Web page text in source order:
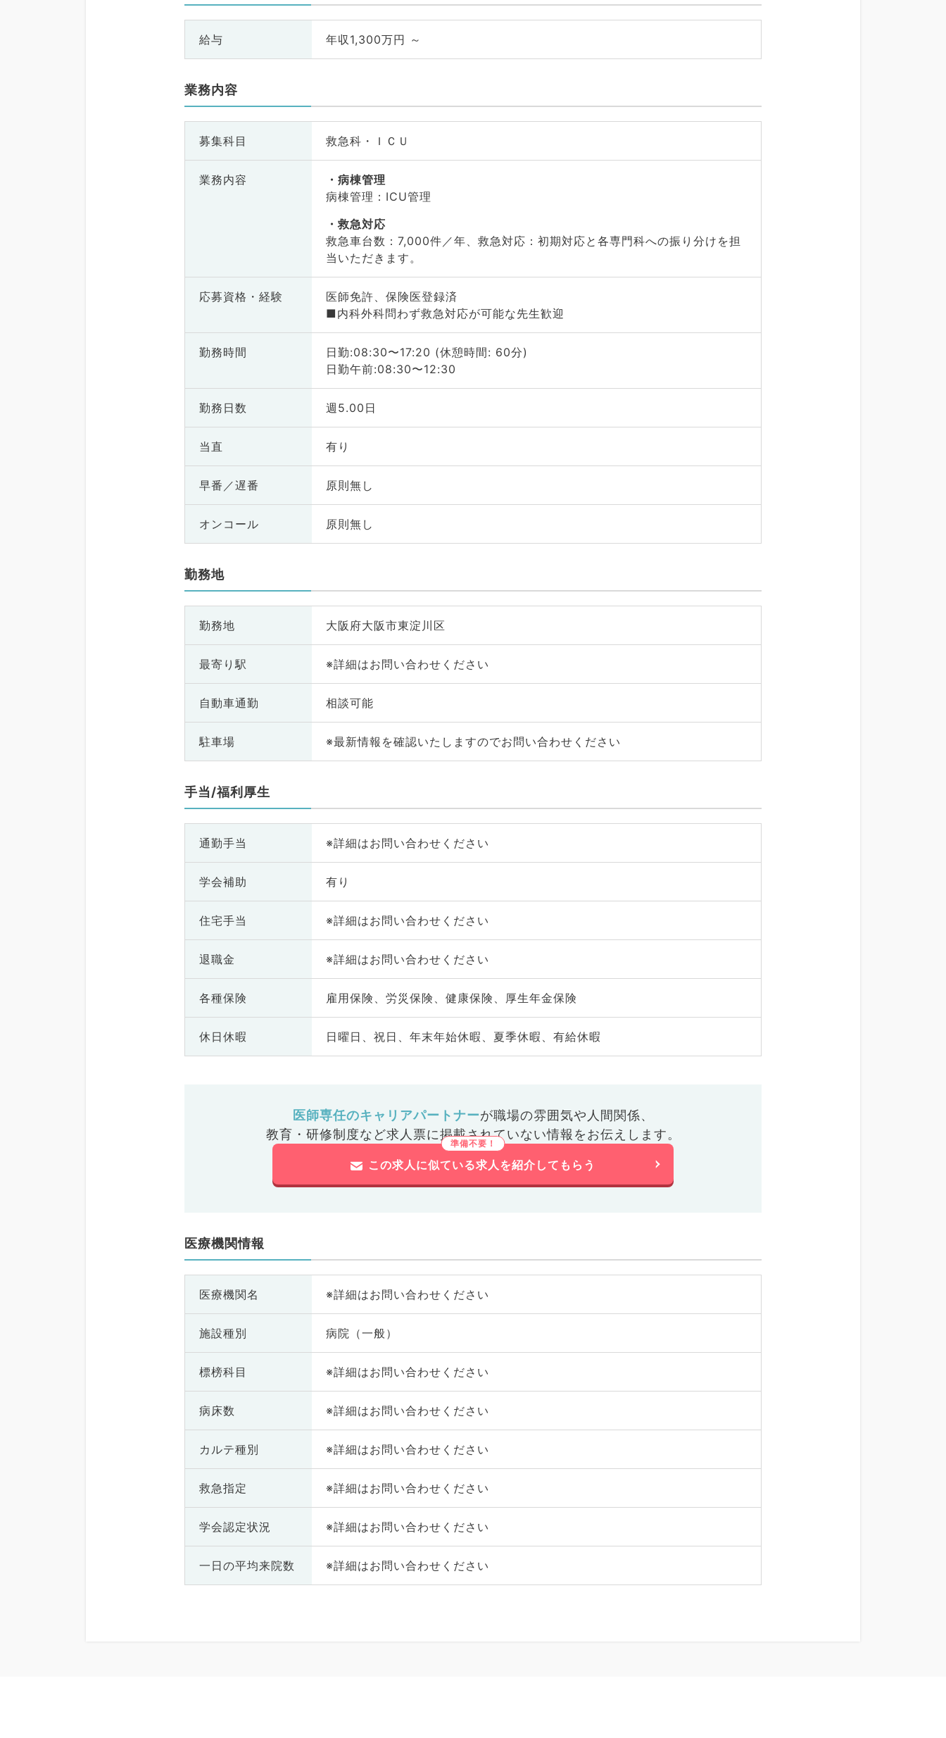
給与 年収1,300万円 ～
業務内容
募集科目 救急科・ＩＣＵ
業務内容
病棟管理
病棟管理：ICU管理
救急対応
救急車台数：7,000件／年、救急対応：初期対応と各専門科への振り分けを担
当いただきます。
応募資格・ 経験
医師免許、保険医登録済
■内科外科問わず救急対応が可能な先生歓迎
勤務時間
日勤:08:30〜17:20 (休憩時間: 60分)
日勤午前:08:30〜12:30
勤務日数 週5.00日
当直 有り
早番／遅番 原則無し
オンコール 原則無し
勤務地
勤務地 大阪府大阪市東淀川区
最寄り駅 ※詳細はお問い合わせください
自動車通勤 相談可能
駐車場 ※最新情報を確認いたしますのでお問い合わせください
手当/福利厚生
通勤手当 ※詳細はお問い合わせください
学会補助 有り
住宅手当 ※詳細はお問い合わせください
退職金 ※詳細はお問い合わせください
各種保険 雇用保険、労災保険、健康保険、厚生年金保険
休日休暇 日曜日、祝日、年末年始休暇、夏季休暇、有給休暇
医師専任のキャリアパートナーが職場の雰囲気や人間関係、
教育・研修制度など求人票に掲載されていない情報をお伝えします。
この求人に似ている求人を紹介してもらう
医療機関情報
医療機関名 ※詳細はお問い合わせください
施設種別 病院（一般）
標榜科目 ※詳細はお問い合わせください
病床数 ※詳細はお問い合わせください
カルテ種別 ※詳細はお問い合わせください
救急指定 ※詳細はお問い合わせください
学会認定状況 ※詳細はお問い合わせください
一日の平均来院数 ※詳細はお問い合わせください